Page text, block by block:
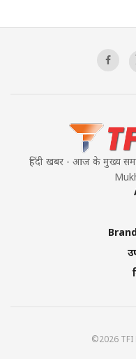
हिंदी खबर - आज के मुख्य
©2026 TFI